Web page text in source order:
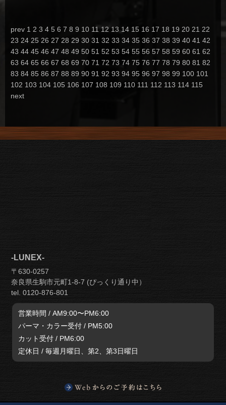
prev 1 2 3 4 5 6 7 8 9 10 11 12 13 14 15 16 17 18 19 20 21 22
23 24 25 26 27 28 29 30 31 32 33 34 35 36 37 38 39 40 41 42
43 44 45 46 47 48 49 50 51 52 53 54 55 56 57 58 59 60 61 62
63 64 65 66 67 68 69 70 71 72 73 74 75 76 77 78 79 80 81 82
83 84 85 86 87 88 89 90 91 92 93 94 95 96 97 98 99 100 101
102 103 104 105 106 107 108 109 110 111 112 113 114 115
next
-LUNEX-
〒630-0257
奈良県生駒市元町1-8-7 (ぴっくり通り中）
tel. 0120-876-801
営業時間 / AM9:00〜PM6:00
パーマ・カラー受付 / PM5:00
カット受付 / PM6:00
定休日 / 毎週月曜日、第2、第3日曜日